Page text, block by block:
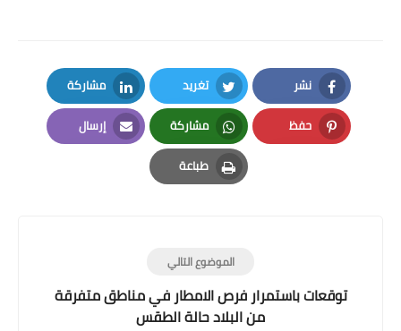
نشر
Facebook
تغريد
Twitter
مشاركة
LinkedIn
حفظ
Pinterest
مشاركة
Whatsapp
إرسال
Email
طباعة
Print
الموضوع التالي
توقعات باستمرار فرص الامطار في مناطق متفرقة
من البلاد حالة الطقس